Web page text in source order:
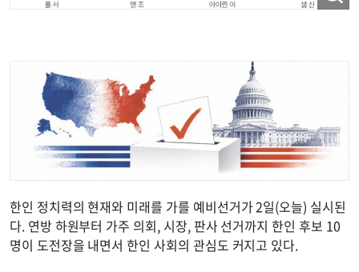
한인 정치력의 현재와 미래를 가를 예비선거가 2일(오늘) 실시된
다. 연방 하원부터 가주 의회, 시장, 판사 선거까지 한인 후보 10
명이 도전장을 내면서 한인 사회의 관심도 커지고 있다.